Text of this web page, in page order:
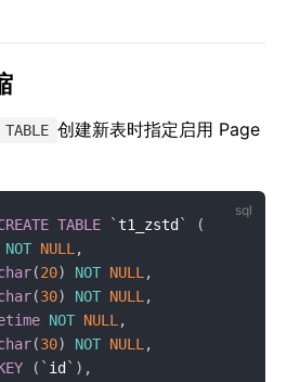
TABLE 创建新表时指定启用 Page
TABLE ` t1_zstd `
(
NOT NULL ,
(20) NOT NULL ,
(30) NOT NULL ,
NOT NULL ,
(30) NOT NULL ,
( ` id ` ) ,